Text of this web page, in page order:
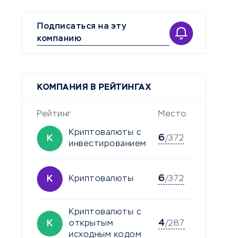
Подписаться на эту
компанию
КОМПАНИЯ В РЕЙТИНГАХ
Рейтинг Место
К
Криптовалюты с
инвестированием
6/372
К Криптовалюты 6/372
К
Криптовалюты с
открытым
исходным кодом
4/287